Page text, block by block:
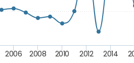
2006 2008 2010 2012 2014